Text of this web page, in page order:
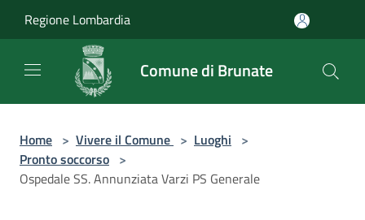
Regione Lombardia
Comune di Brunate
Home > Vivere il Comune > Luoghi >
Pronto soccorso >
Ospedale SS. Annunziata Varzi PS Generale